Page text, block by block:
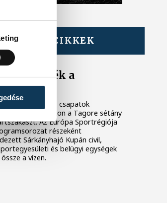
TOVÁBBI CIKKEK
a
ritmusára evező csapatok
be szombaton a Tagore sétány
Az Európa Sportrégiója
részeként
Sárkányhajó Kupán civil,
és belügyi egységek
a vízen.